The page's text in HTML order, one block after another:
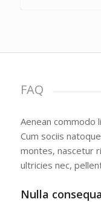
FAQ
Aenean commodo
Cum sociis
montes, nascetur
ultricies nec,
Nulla